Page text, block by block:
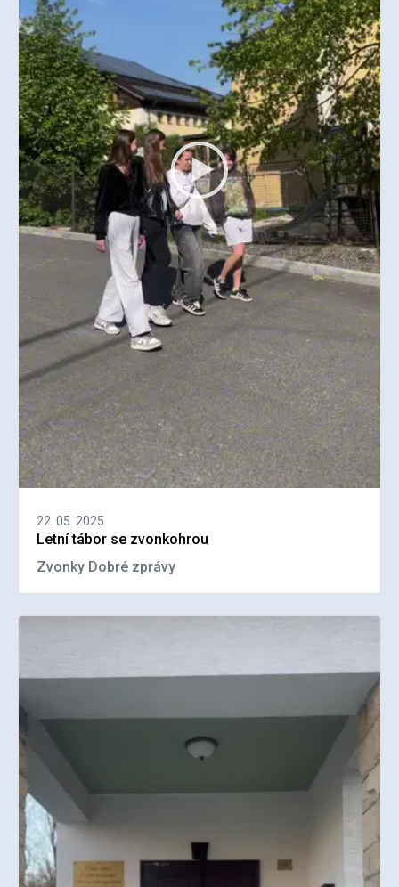
22. 05. 2025
Letní tábor se zvonkohrou
Zvonky Dobré zprávy